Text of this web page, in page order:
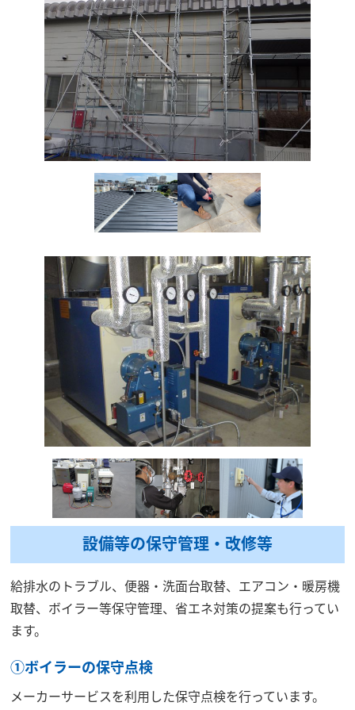
設備等の保守管理・改修等
給排水のトラブル、便器・洗面台取替、エアコン・暖房機
取替、ボイラー等保守管理、省エネ対策の提案も行ってい
ます。
①ボイラーの保守点検
メーカーサービスを利用した保守点検を行っています。